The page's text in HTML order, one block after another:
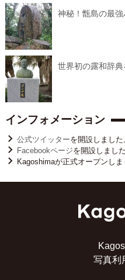
神秘！甑島の最強
世界初の露和辞
インフォメーション
公式ツイッターを開設しました
Facebookページを開設しました
Kagoshimaが正式オープンしま
写真利